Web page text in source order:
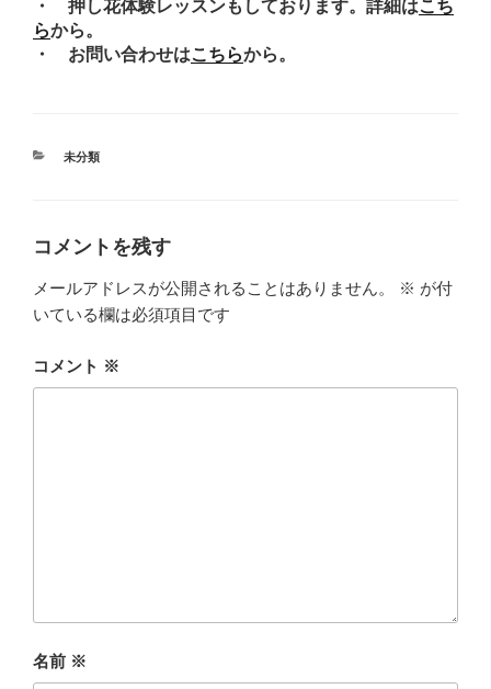
・ 押し花体験レッスンもしております。詳細はこち
らから。
・ お問い合わせはこちらから。
カ
未分類
コメントを残す
メールアドレスが公開されることはありません。 ※ が付
いている欄は必須項目です
コメント ※
名前 ※